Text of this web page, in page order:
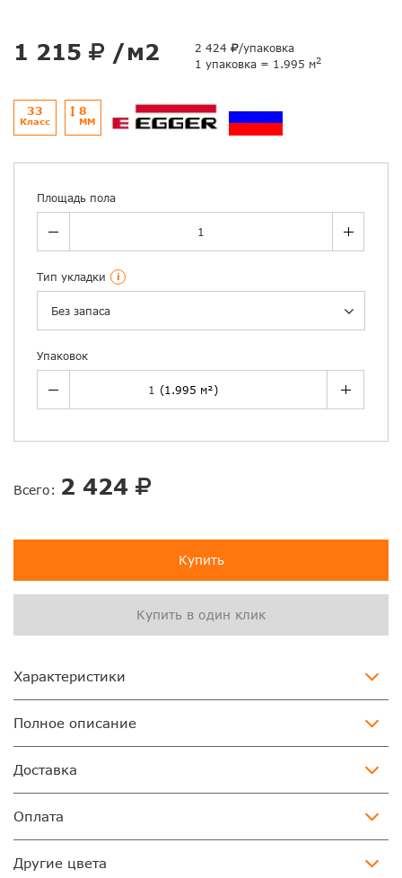
1 215 /м2 2 424
/упаковка
1 упаковка = 1.995 м2
33
Класс
8
ММ
Площадь пола
Тип укладки i
Без запаса
Упаковок
Всего: 2 424
Купить
Купить в один клик
Характеристики
Полное описание
Доставка
Оплата
Другие цвета